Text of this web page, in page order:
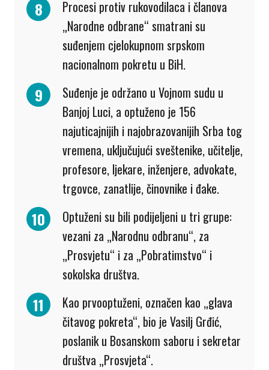
Procesi protiv rukovodilaca i članova
„Narodne odbrane“ smatrani su
suđenjem cjelokupnom srpskom
nacionalnom pokretu u BiH.
Suđenje je održano u Vojnom sudu u
Banjoj Luci, a optuženo je 156
najuticajnijih i najobrazovanijih Srba tog
vremena, uključujući sveštenike, učitelje,
profesore, ljekare, inženjere, advokate,
trgovce, zanatlije, činovnike i đake.
Optuženi su bili podijeljeni u tri grupe:
vezani za „Narodnu odbranu“, za
„Prosvjetu“ i za „Pobratimstvo“ i
sokolska društva.
Kao prvooptuženi, označen kao „glava
čitavog pokreta“, bio je Vasilj Grđić,
poslanik u Bosanskom saboru i sekretar
društva „Prosvjeta“.